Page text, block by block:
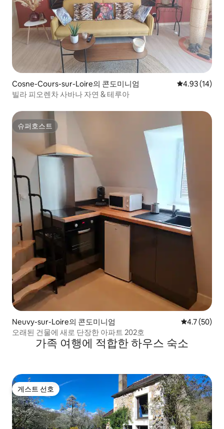
Cosne-Cours-sur-Loire의 콘도미니엄 평점 4.93점
4.93 (14)
빌라 피오렌차 사바나 자연 & 테루아
슈퍼호스트
슈퍼호스트
Neuvy-sur-Loire의 콘도미니엄 평점 4.7점(5
4.7 (50)
오래된 건물에 새로 단장한 아파트 202호
가족 여행에 적합한 하우스 숙소
게스트 선호
게스트 선호